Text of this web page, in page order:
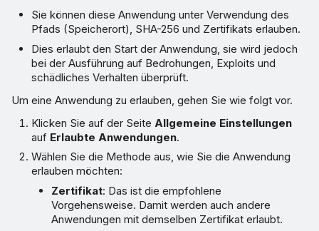
Sie können diese Anwendung unter Verwendung des
Pfads (Speicherort), SHA-256 und Zertifikats erlauben.
Dies erlaubt den Start der Anwendung, sie wird jedoch
bei der Ausführung auf Bedrohungen, Exploits und
schädliches Verhalten überprüft.
Um eine Anwendung zu erlauben, gehen Sie wie folgt vor.
Klicken Sie auf der Seite Allgemeine Einstellungen
auf Erlaubte Anwendungen.
Wählen Sie die Methode aus, wie Sie die Anwendung
erlauben möchten:
Zertifikat: Das ist die empfohlene
Vorgehensweise. Damit werden auch andere
Anwendungen mit demselben Zertifikat erlaubt.